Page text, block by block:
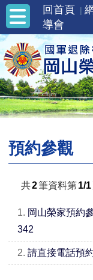
回首頁
導會
預約參觀
共2筆資料第1/1
1. 岡山榮家預約
342
2. 請直接電話預